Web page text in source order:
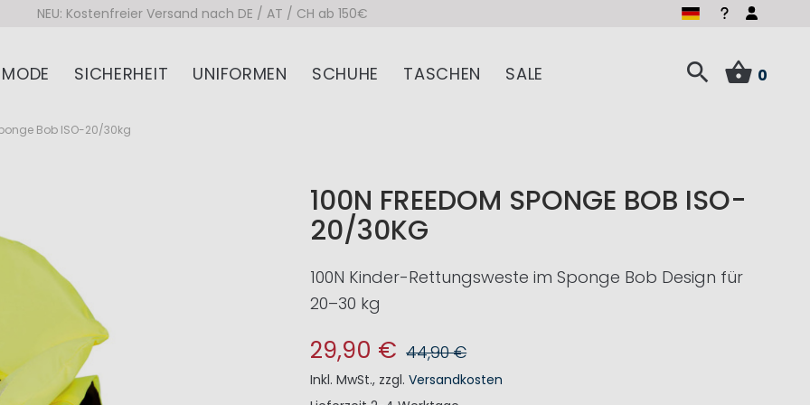
NEU: Kostenfreier Versand nach DE / AT / CH ab 150€
MODE SICHERHEIT UNIFORMEN SCHUHE TASCHEN SALE 0
Bob ISO-20/30kg
100N FREEDOM SPONGE BOB ISO-
20/30KG
100N Kinder-Rettungsweste im Sponge Bob Design für
20–30 kg
29,90 € 44,90 €
Inkl. MwSt., zzgl.Versandkosten